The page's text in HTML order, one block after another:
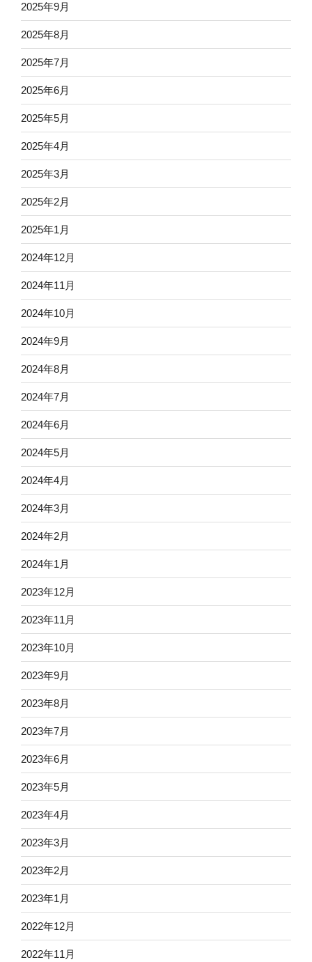
2025年9月
2025年8月
2025年7月
2025年6月
2025年5月
2025年4月
2025年3月
2025年2月
2025年1月
2024年12月
2024年11月
2024年10月
2024年9月
2024年8月
2024年7月
2024年6月
2024年5月
2024年4月
2024年3月
2024年2月
2024年1月
2023年12月
2023年11月
2023年10月
2023年9月
2023年8月
2023年7月
2023年6月
2023年5月
2023年4月
2023年3月
2023年2月
2023年1月
2022年12月
2022年11月